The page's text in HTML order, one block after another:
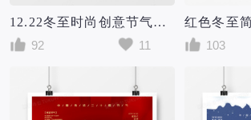
12.22冬至时尚创意节气海报
92
11
103